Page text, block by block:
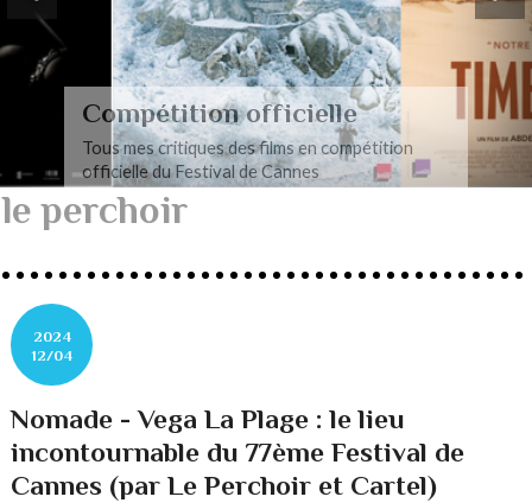
Compétition officielle
Tous mes critiques des films en compétition
officielle du Festival de Cannes
le perchoir
2024
12/04
Nomade - Vega La Plage : le lieu
incontournable du 77ème Festival de
Cannes (par Le Perchoir et Cartel)